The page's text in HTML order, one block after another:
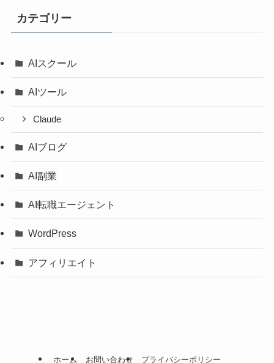
カテゴリー
AIスクール
AIツール
Claude
AIブログ
AI副業
AI転職エージェント
WordPress
アフィリエイト
ホーム お問い合わせ プライバシーポリシー